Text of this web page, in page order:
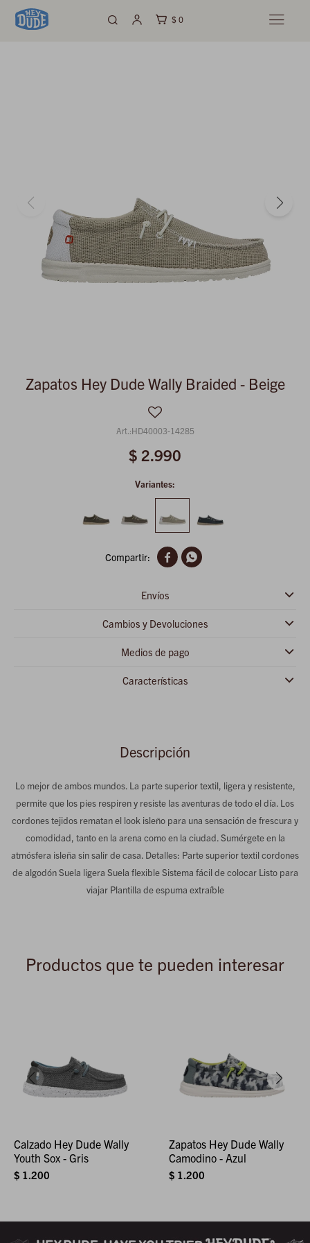
$ 0 
Zapatos Hey Dude Wally Braided - Beige
HD40003-14285
$ 2.990
Variantes:
 
Envíos
Cambios y Devoluciones
Medios de pago
Características
Descripción
Lo mejor de ambos mundos. La parte superior textil, ligera y resistente,
permite que los pies respiren y resiste las aventuras de todo el día. Los
cordones tejidos rematan el look isleño para una sensación de frescura y
comodidad, tanto en la arena como en la ciudad. Sumérgete en la
atmósfera isleña sin salir de casa. Detalles: Parte superior textil cordones
de algodón Suela ligera Suela flexible Sistema fácil de colocar Listo para
viajar Plantilla de espuma extraíble
Productos que te pueden interesar
Calzado Hey Dude Wally
Youth Sox - Gris
$ 1.200
Zapatos Hey Dude Wally
Camodino - Azul
$ 1.200